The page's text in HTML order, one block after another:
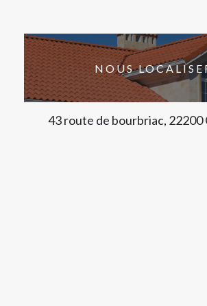
NOUS
43 route de bourbriac, 22200